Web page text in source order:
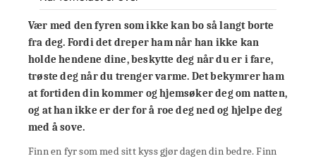
Vær med den fyren som ikke kan bo så langt borte
fra deg. Fordi det dreper ham når han ikke kan
holde hendene dine, beskytte deg når du er i fare,
trøste deg når du trenger varme. Det bekymrer ham
at fortiden din kommer og hjemsøker deg om natten,
og at han ikke er der for å roe deg ned og hjelpe deg
med å sove.
Finn en fyr som med sitt kyss gjør dagen din bedre. Finn